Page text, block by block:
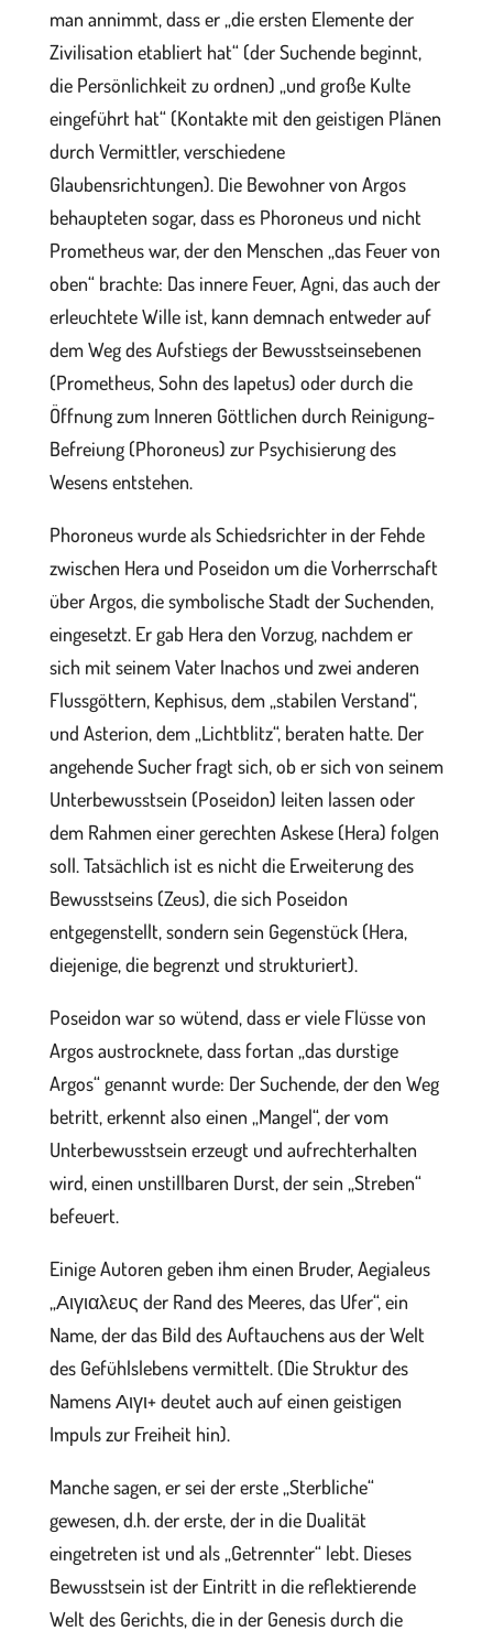
man annimmt, dass er „die ersten Elemente der
Zivilisation etabliert hat“ (der Suchende beginnt,
die Persönlichkeit zu ordnen) „und große Kulte
eingeführt hat“ (Kontakte mit den geistigen Plänen
durch Vermittler, verschiedene
Glaubensrichtungen). Die Bewohner von Argos
behaupteten sogar, dass es Phoroneus und nicht
Prometheus war, der den Menschen „das Feuer von
oben“ brachte: Das innere Feuer, Agni, das auch der
erleuchtete Wille ist, kann demnach entweder auf
dem Weg des Aufstiegs der Bewusstseinsebenen
(Prometheus, Sohn des Iapetus) oder durch die
Öffnung zum Inneren Göttlichen durch Reinigung-
Befreiung (Phoroneus) zur Psychisierung des
Wesens entstehen.
Phoroneus wurde als Schiedsrichter in der Fehde
zwischen Hera und Poseidon um die Vorherrschaft
über Argos, die symbolische Stadt der Suchenden,
eingesetzt. Er gab Hera den Vorzug, nachdem er
sich mit seinem Vater Inachos und zwei anderen
Flussgöttern, Kephisus, dem „stabilen Verstand“,
und Asterion, dem „Lichtblitz“, beraten hatte. Der
angehende Sucher fragt sich, ob er sich von seinem
Unterbewusstsein (Poseidon) leiten lassen oder
dem Rahmen einer gerechten Askese (Hera) folgen
soll. Tatsächlich ist es nicht die Erweiterung des
Bewusstseins (Zeus), die sich Poseidon
entgegenstellt, sondern sein Gegenstück (Hera,
diejenige, die begrenzt und strukturiert).
Poseidon war so wütend, dass er viele Flüsse von
Argos austrocknete, dass fortan „das durstige
Argos“ genannt wurde: Der Suchende, der den Weg
betritt, erkennt also einen „Mangel“, der vom
Unterbewusstsein erzeugt und aufrechterhalten
wird, einen unstillbaren Durst, der sein „Streben“
befeuert.
Einige Autoren geben ihm einen Bruder, Aegialeus
„Αιγιαλευς der Rand des Meeres, das Ufer“, ein
Name, der das Bild des Auftauchens aus der Welt
des Gefühlslebens vermittelt. (Die Struktur des
Namens Αιγι+ deutet auch auf einen geistigen
Impuls zur Freiheit hin).
Manche sagen, er sei der erste „Sterbliche“
gewesen, d.h. der erste, der in die Dualität
eingetreten ist und als „Getrennter“ lebt. Dieses
Bewusstsein ist der Eintritt in die reflektierende
Welt des Gerichts, die in der Genesis durch die